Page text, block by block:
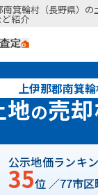
南箕輪村（長野県）
紹介
上伊那郡南箕
地の売
公示地価ランキ
35位 ／77市